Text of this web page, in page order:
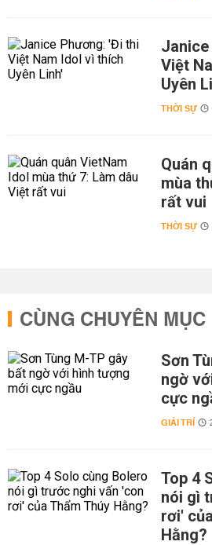
Việt
Uyên
THỜI SỰ
Quán
mùa
rất vui
THỜI SỰ
CÙNG CHUYÊN MỤC
Sơn
ngờ
cực
GIẢI TRÍ
Top 4
nói gì
rơi'
Hằng?